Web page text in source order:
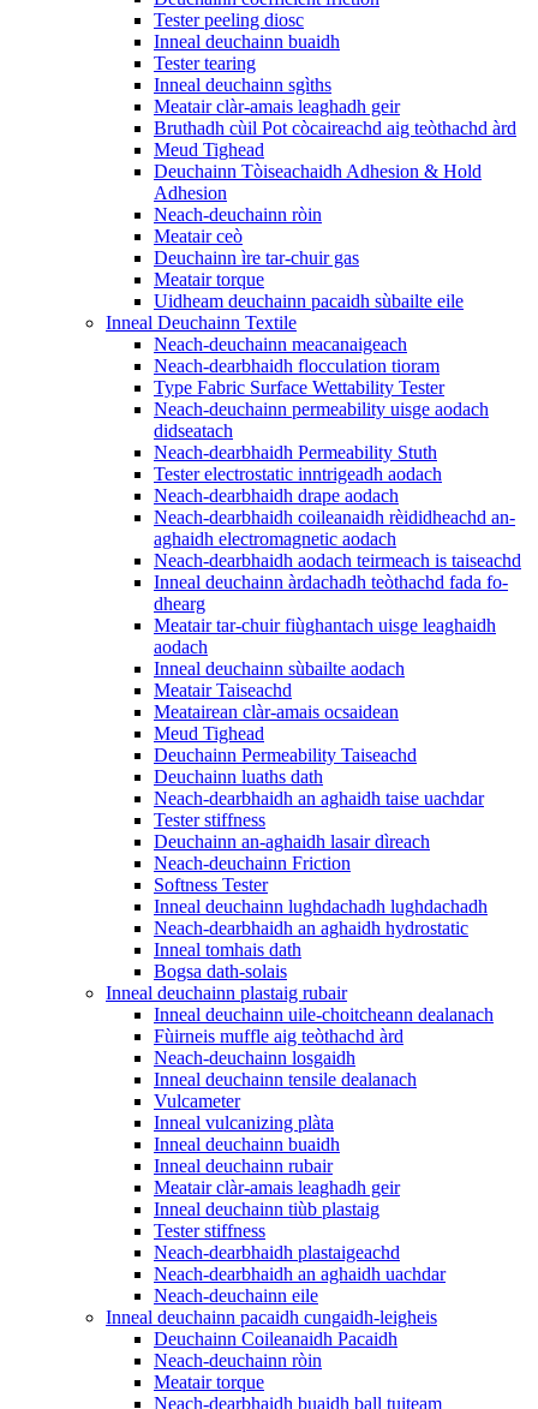
Tester peeling diosc
Inneal deuchainn buaidh
Tester tearing
Inneal deuchainn sgìths
Meatair clàr-amais leaghadh geir
Bruthadh cùil Pot còcaireachd aig teòthachd àrd
Meud Tighead
Deuchainn Tòiseachaidh Adhesion & Hold
Adhesion
Neach-deuchainn ròin
Meatair ceò
Deuchainn ìre tar-chuir gas
Meatair torque
Uidheam deuchainn pacaidh sùbailte eile
Inneal Deuchainn Textile
Neach-deuchainn meacanaigeach
Neach-dearbhaidh flocculation tioram
Type Fabric Surface Wettability Tester
Neach-deuchainn permeability uisge aodach
didseatach
Neach-dearbhaidh Permeability Stuth
Tester electrostatic inntrigeadh aodach
Neach-dearbhaidh drape aodach
Neach-dearbhaidh coileanaidh rèididheachd an-
aghaidh electromagnetic aodach
Neach-dearbhaidh aodach teirmeach is taiseachd
Inneal deuchainn àrdachadh teòthachd fada fo-
dhearg
Meatair tar-chuir fiùghantach uisge leaghaidh
aodach
Inneal deuchainn sùbailte aodach
Meatair Taiseachd
Meatairean clàr-amais ocsaidean
Meud Tighead
Deuchainn Permeability Taiseachd
Deuchainn luaths dath
Neach-dearbhaidh an aghaidh taise uachdar
Tester stiffness
Deuchainn an-aghaidh lasair dìreach
Neach-deuchainn Friction
Softness Tester
Inneal deuchainn lughdachadh lughdachadh
Neach-dearbhaidh an aghaidh hydrostatic
Inneal tomhais dath
Bogsa dath-solais
Inneal deuchainn plastaig rubair
Inneal deuchainn uile-choitcheann dealanach
Fùirneis muffle aig teòthachd àrd
Neach-deuchainn losgaidh
Inneal deuchainn tensile dealanach
Vulcameter
Inneal vulcanizing plàta
Inneal deuchainn buaidh
Inneal deuchainn rubair
Meatair clàr-amais leaghadh geir
Inneal deuchainn tiùb plastaig
Tester stiffness
Neach-dearbhaidh plastaigeachd
Neach-dearbhaidh an aghaidh uachdar
Neach-deuchainn eile
Inneal deuchainn pacaidh cungaidh-leigheis
Deuchainn Coileanaidh Pacaidh
Neach-deuchainn ròin
Meatair torque
Neach-dearbhaidh buaidh ball tuiteam